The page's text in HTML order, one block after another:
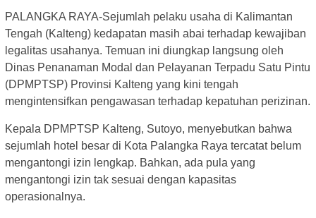
PALANGKA RAYA-Sejumlah pelaku usaha di Kalimantan
Tengah (Kalteng) kedapatan masih abai terhadap kewajiban
legalitas usahanya. Temuan ini diungkap langsung oleh
Dinas Penanaman Modal dan Pelayanan Terpadu Satu Pintu
(DPMPTSP) Provinsi Kalteng yang kini tengah
mengintensifkan pengawasan terhadap kepatuhan perizinan.
Kepala DPMPTSP Kalteng, Sutoyo, menyebutkan bahwa
sejumlah hotel besar di Kota Palangka Raya tercatat belum
mengantongi izin lengkap. Bahkan, ada pula yang
mengantongi izin tak sesuai dengan kapasitas
operasionalnya.